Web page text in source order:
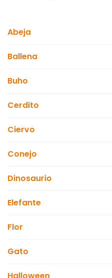
Abeja
Ballena
Buho
Cerdito
Ciervo
Conejo
Dinosaurio
Elefante
Flor
Gato
Halloween